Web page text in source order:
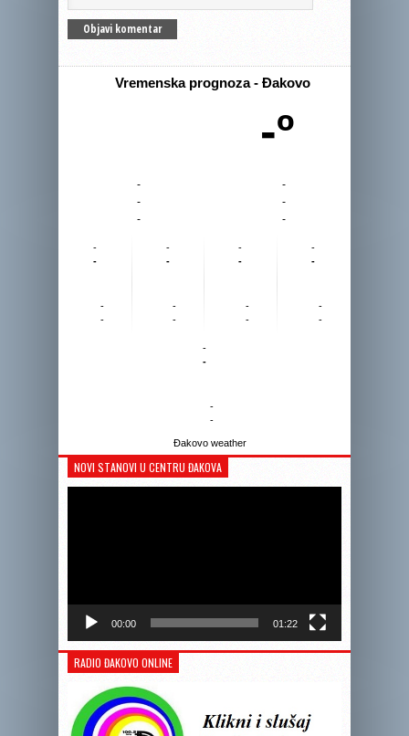
Vremenska prognoza - Đakovo
-º
-
-
-
-
-
-
-
-
-
-
-
-
-
-
-
-
-
-
-
-
-
-
-
-
-
-
Đakovo weather
NOVI STANOVI U CENTRU ĐAKOVA
00:00 01:22
RADIO ĐAKOVO ONLINE